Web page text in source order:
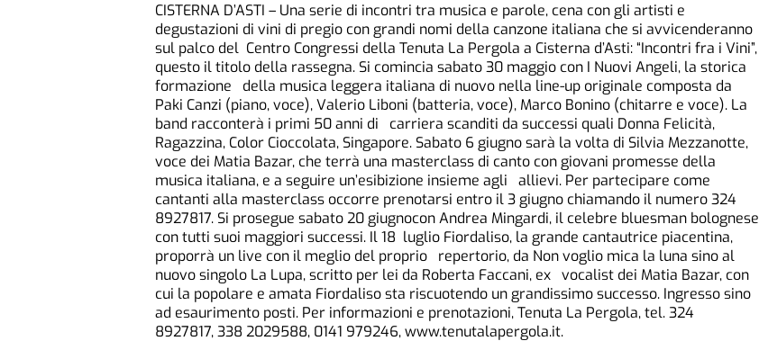
CISTERNA D’ASTI – Una serie di incontri tra musica e parole, cena con gli artisti e
degustazioni di vini di pregio con grandi nomi della canzone italiana che si avvicenderanno
sul palco del Centro Congressi della Tenuta La Pergola a Cisterna d’Asti: “Incontri fra i Vini”,
questo il titolo della rassegna. Si comincia sabato 30 maggio con I Nuovi Angeli, la storica
formazione della musica leggera italiana di nuovo nella line-up originale composta da
Paki Canzi (piano, voce), Valerio Liboni (batteria, voce), Marco Bonino (chitarre e voce). La
band racconterà i primi 50 anni di carriera scanditi da successi quali Donna Felicità,
Ragazzina, Color Cioccolata, Singapore. Sabato 6 giugno sarà la volta di Silvia Mezzanotte,
voce dei Matia Bazar, che terrà una masterclass di canto con giovani promesse della
musica italiana, e a seguire un’esibizione insieme agli allievi. Per partecipare come
cantanti alla masterclass occorre prenotarsi entro il 3 giugno chiamando il numero 324
8927817. Si prosegue sabato 20 giugnocon Andrea Mingardi, il celebre bluesman bolognese
con tutti suoi maggiori successi. Il 18 luglio Fiordaliso, la grande cantautrice piacentina,
proporrà un live con il meglio del proprio repertorio, da Non voglio mica la luna sino al
nuovo singolo La Lupa, scritto per lei da Roberta Faccani, ex vocalist dei Matia Bazar, con
cui la popolare e amata Fiordaliso sta riscuotendo un grandissimo successo. Ingresso sino
ad esaurimento posti. Per informazioni e prenotazioni, Tenuta La Pergola, tel. 324
8927817, 338 2029588, 0141 979246, www.tenutalapergola.it.